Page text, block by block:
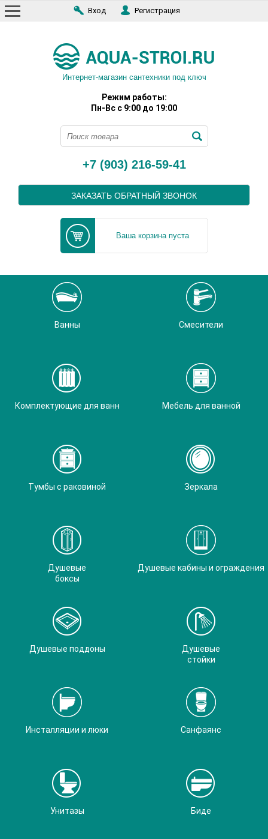
Вход Регистрация
Интернет-магазин сантехники под ключ
Режим работы:
Пн-Вс с 9:00 до 19:00
+7 (903) 216-59-41
ЗАКАЗАТЬ ОБРАТНЫЙ ЗВОНОК
Ваша корзина пуста
Ванны Смесители
Комплектующие для ванн Мебель для ванной
Тумбы с раковиной Зеркала
Душевые
боксы
Душевые кабины и ограждения
Душевые поддоны
Душевые
стойки
Инсталляции и люки Санфаянс
Унитазы Биде